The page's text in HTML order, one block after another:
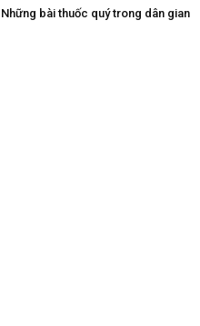
Những bài thuốc quý trong dân gian